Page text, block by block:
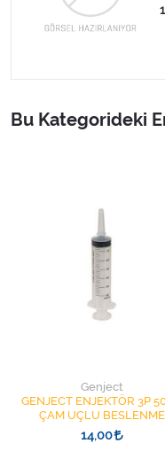
Varis Çorapları
Bu Kategorideki
Genject
GENJECT ENJEKTÖR 3P
ÇAM UÇLU BESLENME
ŞIRINGASI 1852412
UÇLU
14,00